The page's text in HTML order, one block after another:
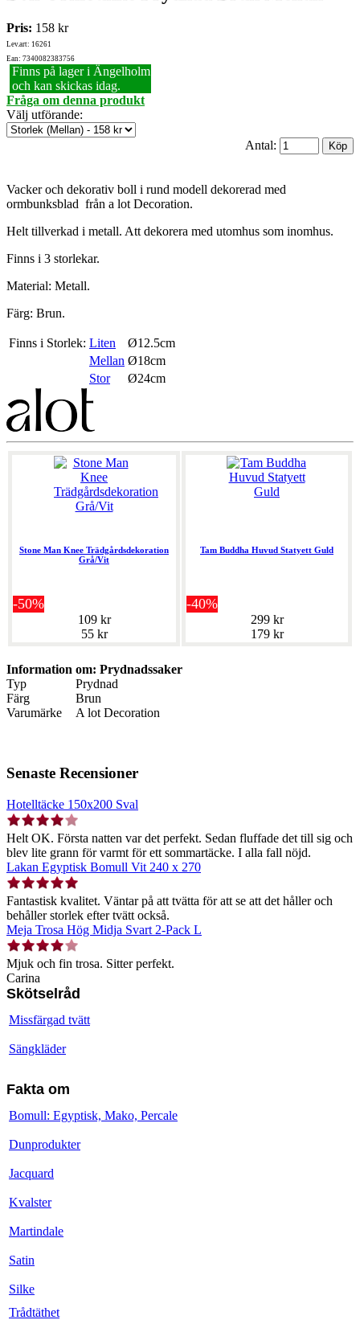
Pris: 158 kr
Lev.art: 16261
Ean: 7340082383756
Finns på lager i Ängelholm
och kan skickas idag.
Fråga om denna produkt
Välj utförande:
Antal:
Vacker och dekorativ boll i rund modell dekorerad med
ormbunksblad från a lot Decoration.
Helt tillverkad i metall. Att dekorera med utomhus som inomhus.
Finns i 3 storlekar.
Material: Metall.
Färg: Brun.
Finns i Storlek: Liten
Ø12.5cm
Mellan Ø18cm
Stor
Ø24cm
Stone Man Knee Trädgårdsdekoration
Grå/Vit
-50%
109 kr
55 kr
Tam Buddha Huvud Statyett Guld
-40%
299 kr
179 kr
Information om: Prydnadssaker
Typ
Prydnad
Färg
Brun
Varumärke
A lot Decoration
Senaste Recensioner
Hotelltäcke 150x200 Sval
Helt OK. Första natten var det perfekt. Sedan fluffade det till sig och
blev lite grann för varmt för ett sommartäcke. I alla fall nöjd.
Lakan Egyptisk Bomull Vit 240 x 270
Fantastisk kvalitet. Väntar på att tvätta för att se att det håller och
behåller storlek efter tvätt också.
Meja Trosa Hög Midja Svart 2-Pack L
Mjuk och fin trosa. Sitter perfekt.
Carina
Skötselråd
Missfärgad tvätt
Sängkläder
Fakta om
Bomull: Egyptisk, Mako, Percale
Dunprodukter
Jacquard
Kvalster
Martindale
Satin
Silke
Trådtäthet